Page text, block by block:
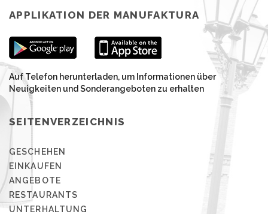
APPLIKATION DER MANUFAKTURA
Auf Telefon herunterladen, um Informationen über
Neuigkeiten und Sonderangeboten zu erhalten
SEITENVERZEICHNIS
GESCHEHEN
EINKAUFEN
ANGEBOTE
RESTAURANTS
UNTERHALTUNG